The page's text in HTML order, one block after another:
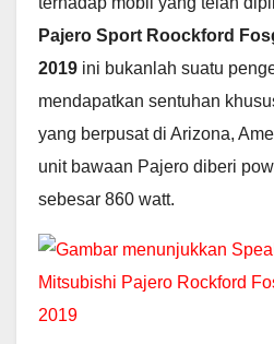
Pajero Sport Roockford
2019 ini bukanlah suatu
mendapatkan sentuhan
yang berpusat di Arizona,
unit bawaan Pajero diberi
sebesar 860 watt.